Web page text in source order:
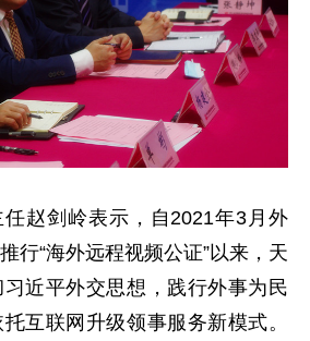
赵剑岭表示，自2021年3月外
行“海外远程视频公证”以来，天
近平外交思想，践行外事为民
互联网升级领事服务新模式。